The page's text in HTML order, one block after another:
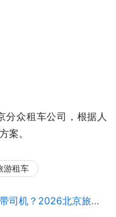
分众租车公司，根据人
案。
游租车
游包车价格、车型、服务详细解析